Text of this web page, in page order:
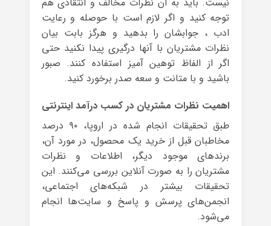
توجه کنید و اگر لازم است با حوصله و رعایت
ادب ، جوابشان را بدهید و هرگز بابت بیان
نظرات مشتریان با آنها درگیری پیدا نکنید حتی
اگر از الفاظ توهین آمیز استفاده کنند. صبور
باشید و با متانت و سعه صدر برخورد کنید.
اهمیت نظرات مشتریان در کسب درآمد اینترنتی
طبق تحقیقات انجام شده در اروپا، ۹۰ درصد
مخاطبان قبل از خرید یک محصول، در مورد آن،
برندهای موجود دیگر، اطلاعات و نظرات
مشتریان را به صورت آنلاین بررسی می‌کنند. این
تحقیقات بیشتر در شبکه‌های اجتماعی،
انجمن‌های پرسش و پاسخ و سایت‌ها انجام
می‌شود.